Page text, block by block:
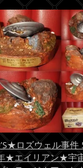
ロズウェル事件
★エイリアン★宇